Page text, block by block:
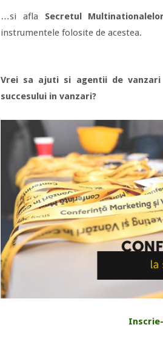
…si afla Secretul Multinationalelor
instrumentele folosite de acestea.
Vrei sa ajuti si agentii de
succesului in vanzari?